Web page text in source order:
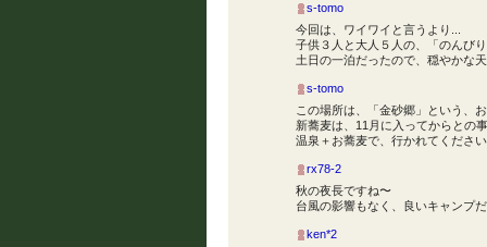
s-tomo
今回は、ワイワイと言うより...
子供３人と大人５人の、「のんび
土日の一泊だったので、穏やかな
s-tomo
この場所は、「金砂郷」という、
新蕎麦は、11月に入ってからとの
温泉＋お蕎麦で、行かれてくださ
rx78-2
秋の夜長ですね〜
台風の影響もなく、良いキャンプ
ken*2